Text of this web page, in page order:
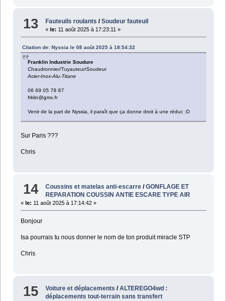
13 Fauteuils roulants /Soudeur fauteuil
«le: 11 août 2025 à 17:23:11 »
Citation de: Nyssia le 08 août 2025 à 18:54:32
Franklin Industrie Soudure
Chaudronnier/Tuyauteur/Soudeur
Acier-Inox-Alu-Titane
06 69 05 78 87
frklin@gmx.fr
Venir de la part de Nyssia, il paraît que ça donne droit à une réduc :D
Sur Paris ???
Chris
14 Coussins et matelas anti-escarre /GONFLAGE ET
REPARATION COUSSIN ANTIE ESCARE TYPE AIR
« le: 11 août 2025 à 17:14:42 »
Bonjour
Isa pourrais tu nous donner le nom de ton produit miracle STP
Chris
15 Voiture et déplacements /ALTEREGO4wd :
déplacements tout-terrain sans transfert